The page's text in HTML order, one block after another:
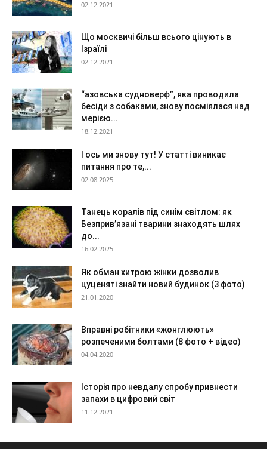
02.12.2021
Що москвичі більш всього цінують в
Ізраїлі
02.12.2021
“азовська судноверф”, яка проводила
бесіди з собаками, знову посміялася над
мерією...
18.12.2021
І ось ми знову тут! У статті виникає
питання про те,...
02.08.2025
Танець коралів під синім світлом: як
Безприв’язані тварини знаходять шлях
до...
16.02.2025
Як обман хитрою жінки дозволив
цуценяті знайти новий будинок (3 фото)
21.01.2020
Вправні робітники «жонглюють»
розпеченими болтами (8 фото + відео)
04.04.2020
Історія про невдалу спробу привнести
запахи в цифровий світ
11.12.2021